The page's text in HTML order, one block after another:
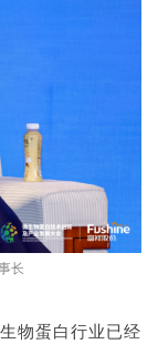
长
物蛋白行业已经